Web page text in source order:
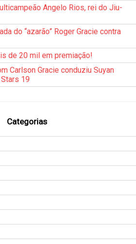
Angelo Rios, rei do Jiu-
do “azarão” Roger Gracie contra
de 20 mil em premiação!
Carlson Gracie conduziu Suyan
19
Categorias